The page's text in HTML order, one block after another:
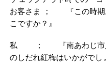
お客さま ； 『この時期
こですか？』
私 ； 『南あわじ市八
のしだれ紅梅はいかがでし